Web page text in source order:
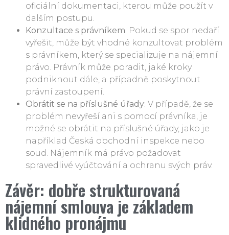
oficiální dokumentaci, kterou může použít v
dalším postupu.
Konzultace s právníkem: Pokud se spor nedaří
vyřešit, může být vhodné konzultovat problém
s právníkem, který se specializuje na nájemní
právo. Právník může poradit, jaké kroky
podniknout dále, a případně poskytnout
právní zastoupení.
Obrátit se na příslušné úřady: V případě, že se
problém nevyřeší ani s pomocí právníka, je
možné se obrátit na příslušné úřady, jako je
například Česká obchodní inspekce nebo
soud. Nájemník má právo požadovat
spravedlivé vyúčtování a ochranu svých práv.
Závěr: dobře strukturovaná
nájemní smlouva je základem
klidného pronájmu